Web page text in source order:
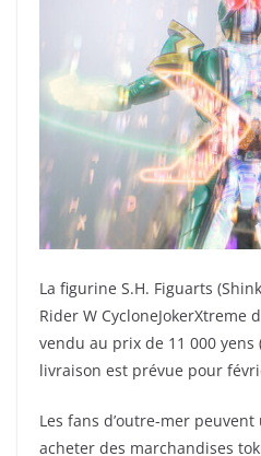
La figurine S.H. Figuarts
Rider W CycloneJokerXtreme
vendu au prix de 11 000 yens
livraison est prévue pour
Les fans d’outre-mer
acheter des marchandises